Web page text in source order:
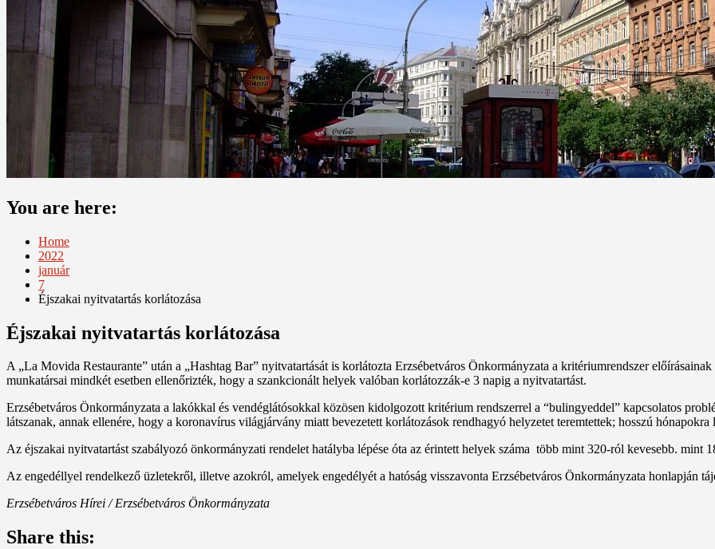
You are here:
Home
2022
január
7
Éjszakai nyitvatartás korlátozása
Éjszakai nyitvatartás korlátozása
A „La Movida Restaurante” után a „Hashtag Bar” nyitvatartását is korlátozta Erzsébetváros Önkormányzata a kritériumrendszer
munkatársai mindkét esetben ellenőrizték, hogy a szankcionált helyek valóban korlátozzák-e 3 napig a nyitvatartást.
Erzsébetváros Önkormányzata a lakókkal és vendéglátósokkal közösen kidolgozott kritérium rendszerrel a “bulingyeddel” kapcsolatos
látszanak, annak ellenére, hogy a koronavírus világjárvány miatt bevezetett korlátozások rendhagyó helyzetet teremtettek; hosszú
Az éjszakai nyitvatartást szabályozó önkormányzati rendelet hatályba lépése óta az érintett helyek száma több mint 320-ról kevesebb. mint
Az engedéllyel rendelkező üzletekről, illetve azokról, amelyek engedélyét a hatóság visszavonta Erzsébetváros Önkormányzata honlapján
Erzsébetváros Hírei / Erzsébetváros Önkormányzata
Share this: